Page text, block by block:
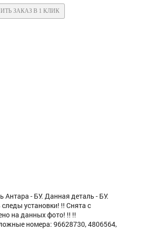
ЗАКАЗ В 1 КЛИК
Антара - БУ. Данная деталь - БУ.
установки! !! Снята с
на данных фото! !! !!
номера: 96628730, 4806564,